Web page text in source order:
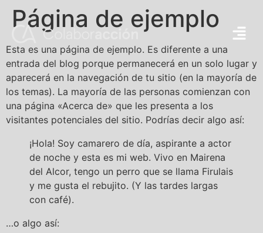
Página de ejemplo
Esta es una página de ejemplo. Es diferente a una
entrada del blog porque permanecerá en un solo lugar y
aparecerá en la navegación de tu sitio (en la mayoría de
los temas). La mayoría de las personas comienzan con
una página «Acerca de» que les presenta a los
visitantes potenciales del sitio. Podrías decir algo así:
¡Hola! Soy camarero de día, aspirante a actor
de noche y esta es mi web. Vivo en Mairena
del Alcor, tengo un perro que se llama Firulais
y me gusta el rebujito. (Y las tardes largas
con café).
…o algo así: